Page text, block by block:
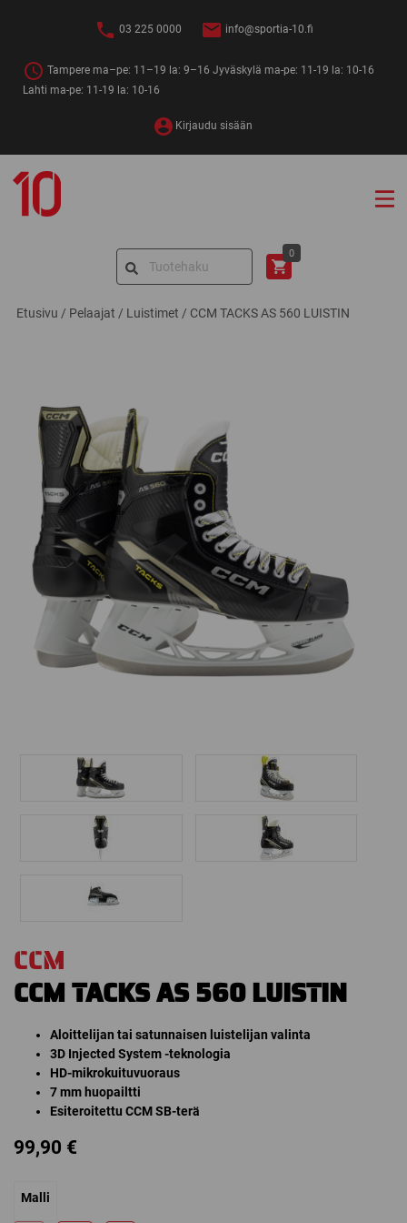
03 225 0000 info@sportia-10.fi
Tampere ma–pe: 11–19 la: 9–16 Jyväskylä ma-pe: 11-19 la: 10-16
Lahti ma-pe: 11-19 la: 10-16
Kirjaudu sisään
10
Search
0
Etusivu / Pelaajat / Luistimet / CCM TACKS AS 560 LUISTIN
CCM
CCM TACKS AS 560 LUISTIN
Aloittelijan tai satunnaisen luistelijan valinta
3D Injected System -teknologia
HD-mikrokuituvuoraus
7 mm huopailtti
Esiteroitettu CCM SB-terä
99,90 €
Malli